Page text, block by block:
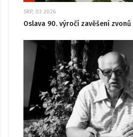
SRP, 03 2026
Oslava 90. výročí zavěšení